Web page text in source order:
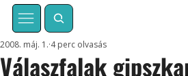
Válaszfalak
2008. máj. 1. 4 perc olvasás